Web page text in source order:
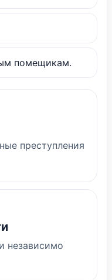
помещикам.
преступления
независимо